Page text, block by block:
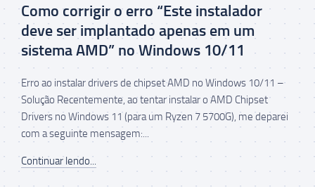
Como corrigir o erro “Este instalador
deve ser implantado apenas em um
sistema AMD” no Windows 10/11
Erro ao instalar drivers de chipset AMD no Windows 10/11 –
Solução Recentemente, ao tentar instalar o AMD Chipset
Drivers no Windows 11 (para um Ryzen 7 5700G), me deparei
com a seguinte mensagem:...
Continuar lendo...